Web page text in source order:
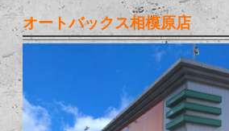
オートバックス相模原店